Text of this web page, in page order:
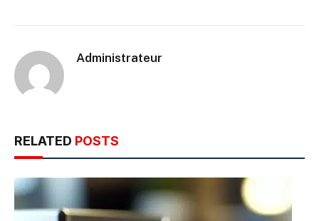
Administrateur
RELATED POSTS